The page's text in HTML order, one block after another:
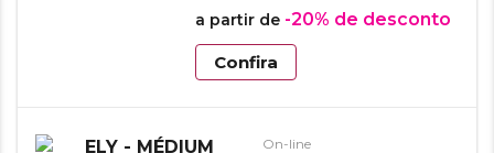
a partir de -20% de desconto
Confira
On-line